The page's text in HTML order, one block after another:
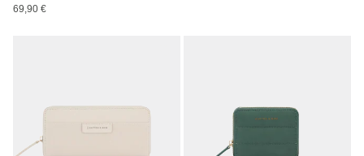
69,90 €